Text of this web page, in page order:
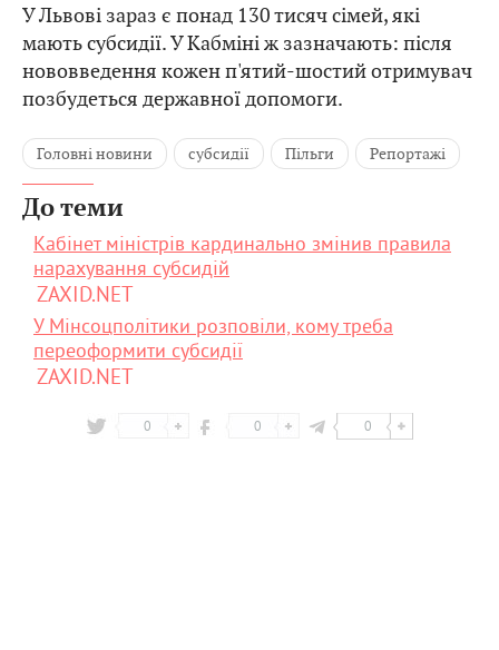
У Львові зараз є понад 130 тисяч сімей, які
мають субсидії. У Кабміні ж зазначають: після
нововведення кожен п'ятий-шостий отримувач
позбудеться державної допомоги.
Головні новини субсидії Пільги Репортажі
До теми
Кабінет міністрів кардинально змінив правила
нарахування субсидій
ZAXID.NET
У Мінсоцполітики розповіли, кому треба
переоформити субсидії
ZAXID.NET
0 0 0